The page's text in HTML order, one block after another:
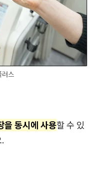
러스
동시에 사용할 수 있